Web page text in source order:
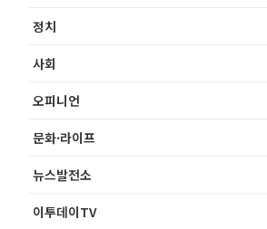
정치
사회
오피니언
문화·라이프
뉴스발전소
이투데이TV